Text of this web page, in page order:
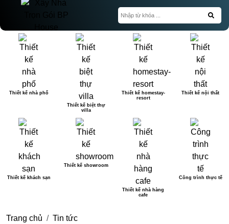
Thiết kế nhà phố
Thiết kế biệt thự
villa
Thiết kế homestay-
resort
Thiết kế nội thất
Thiết kế khách sạn
Thiết kế showroom
Thiết kế nhà hàng
cafe
Công trình thực tế
Trang chủ Tin tức